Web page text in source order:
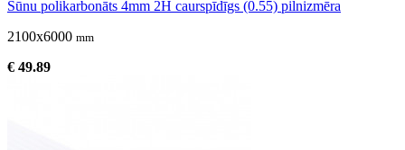
Šūnu polikarbonāts 4mm 2H caurspīdīgs (0.55) pilnizmēra
2100x6000 mm
€ 49.89